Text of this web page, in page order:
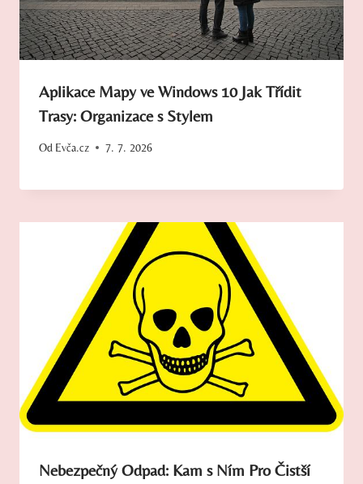
Aplikace Mapy ve Windows 10 Jak Třídit
Trasy: Organizace s Stylem
Od Evča.cz 7. 7. 2026
Nebezpečný Odpad: Kam s Ním Pro Čistší